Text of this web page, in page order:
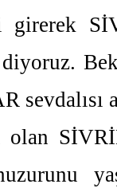
girerek
sevdalısı